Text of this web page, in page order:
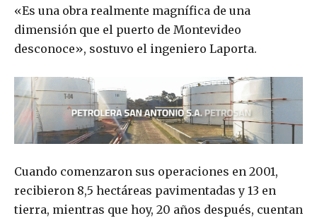
«Es una obra realmente magnífica de una
dimensión que el puerto de Montevideo
desconoce», sostuvo el ingeniero Laporta.
Cuando comenzaron sus operaciones en 2001,
recibieron 8,5 hectáreas pavimentadas y 13 en
tierra, mientras que hoy, 20 años después, cuentan